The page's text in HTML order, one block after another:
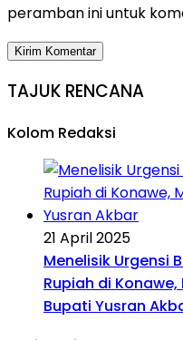
peramban ini untuk
TAJUK RENCANA
Kolom Redaksi
21 April 2025
Menelisik Urgensi
Rupiah di
Bupati Yusran